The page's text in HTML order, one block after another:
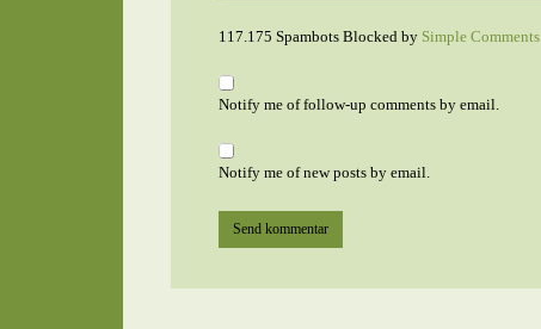
117.175 Spambots Blocked by Simple Comments
Notify me of follow-up comments by email.
Notify me of new posts by email.